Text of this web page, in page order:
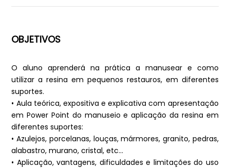
OBJETIVOS
O aluno aprenderá na prática a manusear e como
utilizar a resina em pequenos restauros, em diferentes
suportes.
• Aula teórica, expositiva e explicativa com apresentação
em Power Point do manuseio e aplicação da resina em
diferentes suportes:
• Azulejos, porcelanas, louças, mármores, granito, pedras,
alabastro, murano, cristal, etc…
• Aplicação, vantagens, dificuldades e limitações do uso